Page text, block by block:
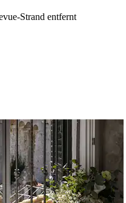
Strand entfernt